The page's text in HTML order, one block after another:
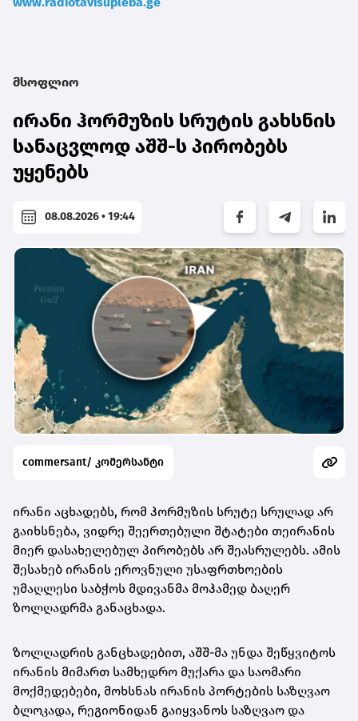
მსოფლიო
ირანი ჰორმუზის სრუტის გახსნის
სანაცვლოდ აშშ-ს პირობებს
უყენებს
08.08.2026 • 19:44
commersant/ კომერსანტი
ირანი აცხადებს, რომ ჰორმუზის სრუტე სრულად არ
გაიხსნება, ვიდრე შეერთებული შტატები თეირანის
მიერ დასახელებულ პირობებს არ შეასრულებს. ამის
შესახებ ირანის ეროვნული უსაფრთხოების
უმაღლესი საბჭოს მდივანმა მოჰამედ ბაღერ
ზოლღადრმა განაცხადა.
ზოლღადრის განცხადებით, აშშ-მა უნდა შეწყვიტოს
ირანის მიმართ სამხედრო მუქარა და საომარი
მოქმედებები, მოხსნას ირანის პორტების საზღვაო
ბლოკადა, რეგიონიდან გაიყვანოს საზღვაო და